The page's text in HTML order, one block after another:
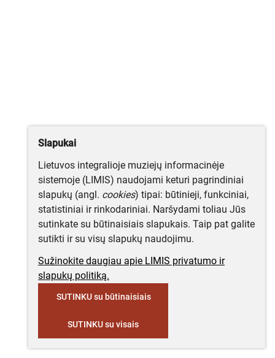
Slapukai
Lietuvos integralioje muziejų informacinėje
sistemoje (LIMIS) naudojami keturi pagrindiniai
slapukų (angl. cookies) tipai: būtinieji, funkciniai,
statistiniai ir rinkodariniai. Naršydami toliau Jūs
sutinkate su būtinaisiais slapukais. Taip pat galite
sutikti ir su visų slapukų naudojimu.
Sužinokite daugiau apie LIMIS privatumo ir
slapukų politiką.
SUTINKU su būtinaisiais
SUTINKU su visais